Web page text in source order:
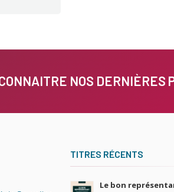
NOS DERNIÈRES
TITRES RÉCENTS
Le bon